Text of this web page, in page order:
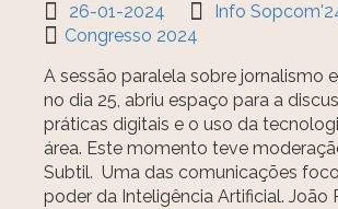
26-01-2024 Info
Congresso 2024
A sessão paralela sobre jornalismo
no dia 25, abriu espaço para a
práticas digitais e o uso da
área. Este momento teve
Subtil. Uma das comunicações
poder da Inteligência Artificial. João